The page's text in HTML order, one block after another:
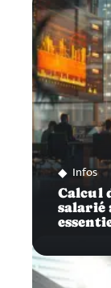
Infos
Calcul
salarié